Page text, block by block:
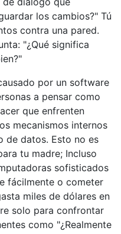
los cambios?" Tú
contra una pared.
"¿Qué significa
por un software
a pensar como
que enfrenten
mecanismos internos
de datos. Esto no es
tu madre; Incluso
sofisticados
fácilmente o cometer
miles de dólares en
solo para confrontar
como "¿Realmente